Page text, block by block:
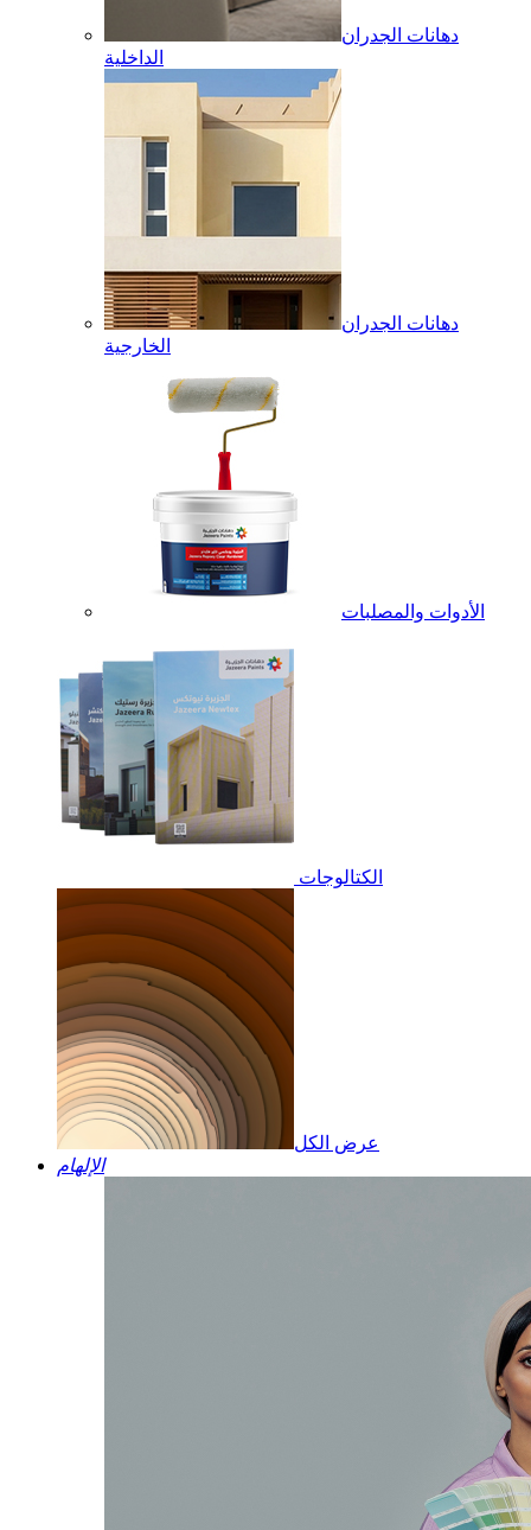
دهانات الجدران
الداخلية
دهانات الجدران
الخارجية
الأدوات والمصلبات
الكتالوجات
عرض الكل
الإلهام